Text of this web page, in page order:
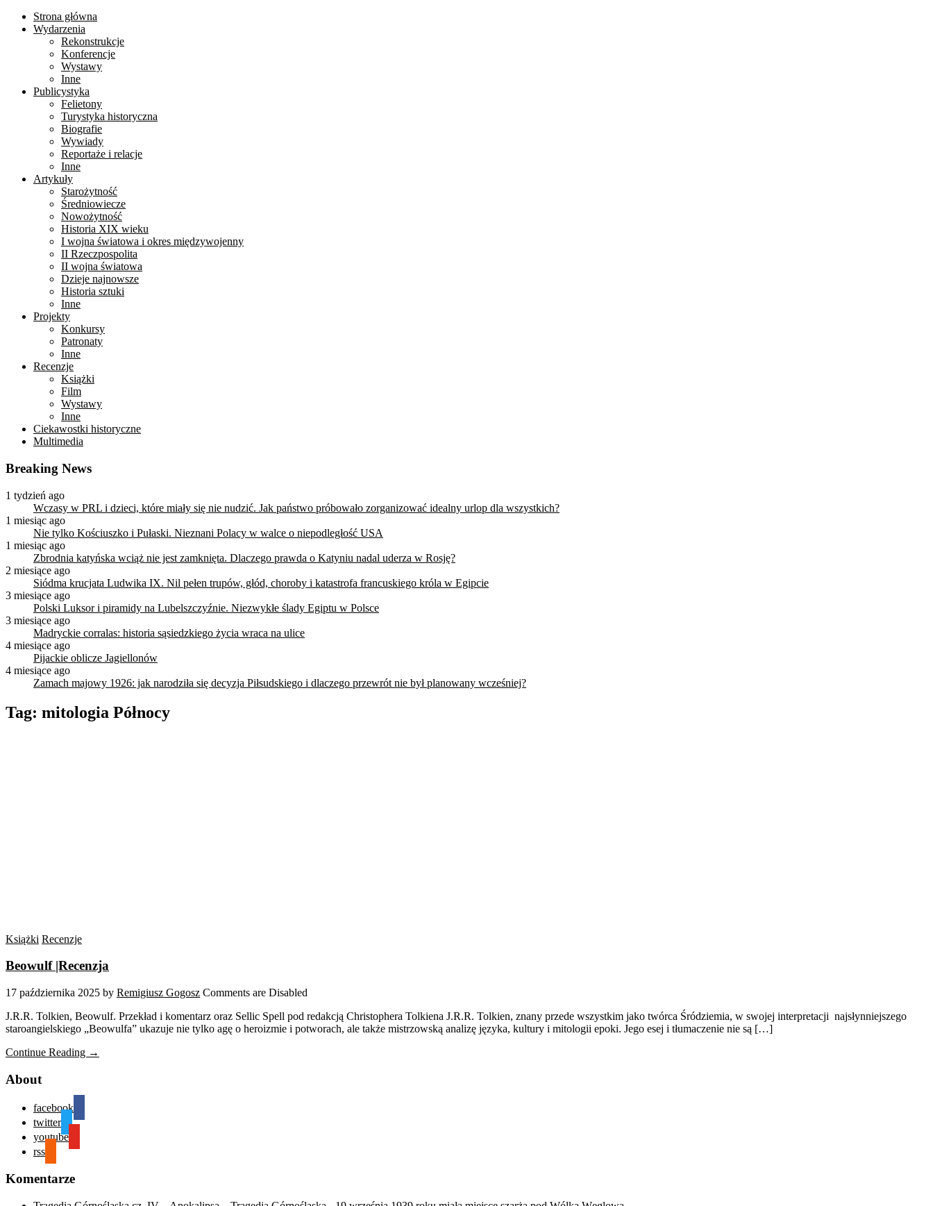
Strona główna
Wydarzenia
Rekonstrukcje
Konferencje
Wystawy
Inne
Publicystyka
Felietony
Turystyka historyczna
Biografie
Wywiady
Reportaże i relacje
Inne
Artykuły
Starożytność
Średniowiecze
Nowożytność
Historia XIX wieku
I wojna światowa i okres międzywojenny
II Rzeczpospolita
II wojna światowa
Dzieje najnowsze
Historia sztuki
Inne
Projekty
Konkursy
Patronaty
Inne
Recenzje
Książki
Film
Wystawy
Inne
Ciekawostki historyczne
Multimedia
Breaking News
1 tydzień ago
Wczasy w PRL i dzieci, które miały się nie nudzić. Jak państwo próbowało zorganizować idealny urlop dla wszystkich?
1 miesiąc ago
Nie tylko Kościuszko i Pułaski. Nieznani Polacy w walce o niepodległość USA
1 miesiąc ago
Zbrodnia katyńska wciąż nie jest zamknięta. Dlaczego prawda o Katyniu nadal uderza w Rosję?
2 miesiące ago
Siódma krucjata Ludwika IX. Nil pełen trupów, głód, choroby i katastrofa francuskiego króla w Egipcie
3 miesiące ago
Polski Luksor i piramidy na Lubelszczyźnie. Niezwykłe ślady Egiptu w Polsce
3 miesiące ago
Madryckie corralas: historia sąsiedzkiego życia wraca na ulice
4 miesiące ago
Pijackie oblicze Jagiellonów
4 miesiące ago
Zamach majowy 1926: jak narodziła się decyzja Piłsudskiego i dlaczego przewrót nie był planowany wcześniej?
Tag: mitologia Północy
Książki Recenzje
Beowulf |Recenzja
17 października 2025 by Remigiusz Gogosz Comments are Disabled
J.R.R. Tolkien, Beowulf. Przekład i komentarz oraz Sellic Spell pod redakcją Christophera Tolkiena J.R.R. Tolkien, znany przede wszystkim jako twórca Śródziemia, w swojej interpretacji najsłynniejszego
staroangielskiego „Beowulfa” ukazuje nie tylko agę o heroizmie i potworach, ale także mistrzowską analizę języka, kultury i mitologii epoki. Jego esej i tłumaczenie nie są […]
Continue Reading →
About
facebook
twitter
youtube
rss
Komentarze